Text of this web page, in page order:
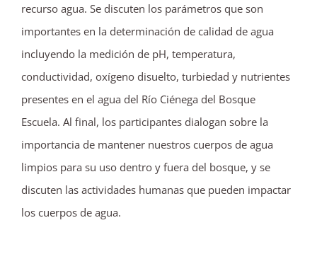
recurso agua. Se discuten los parámetros que son
importantes en la determinación de calidad de agua
incluyendo la medición de pH, temperatura,
conductividad, oxígeno disuelto, turbiedad y nutrientes
presentes en el agua del Río Ciénega del Bosque
Escuela. Al final, los participantes dialogan sobre la
importancia de mantener nuestros cuerpos de agua
limpios para su uso dentro y fuera del bosque, y se
discuten las actividades humanas que pueden impactar
los cuerpos de agua.